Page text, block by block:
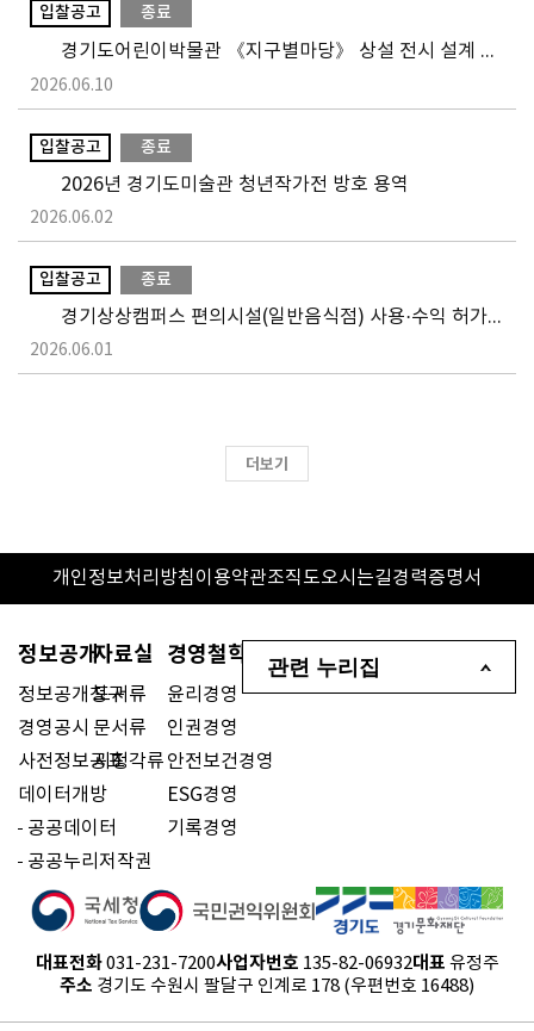
입찰공고 종료
경기도어린이박물관 《지구별마당》 상설 전시 설계 및 제작·설치
2026.06.10
입찰공고 종료
2026년 경기도미술관 청년작가전 방호 용역
2026.06.02
입찰공고 종료
경기상상캠퍼스 편의시설(일반음식점) 사용·수익 허가 입찰 공고
2026.06.01
더보기
개인정보처리방침이용약관조직도오시는길경력증명서
대표전화 031-231-7200사업자번호 135-82-06932대표 유정주
주소 경기도 수원시 팔달구 인계로 178 (우편번호 16488)
정보공개
정보공개청구
경영공시
사전정보공표
데이터개방
공공데이터
공공누리저작권
자료실
도서류
문서류
시청각류
경영철학
윤리경영
인권경영
안전보건경영
ESG경영
기록경영
관련 누리집